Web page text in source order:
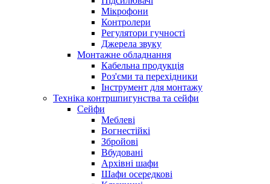
Мікрофони
Контролери
Регулятори гучності
Джерела звуку
Монтажне обладнання
Кабельна продукція
Роз'єми та перехідники
Інструмент для монтажу
Техніка контршпигунства та сейфи
Сейфи
Меблеві
Вогнестійкі
Збройові
Вбудовані
Архівні шафи
Шафи осередкові